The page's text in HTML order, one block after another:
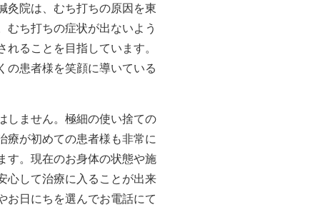
灸院は、むち打ちの原因を東
むち打ちの症状が出ないよう
ることを目指しています。
の患者様を笑顔に導いている
しません。極細の使い捨ての
療が初めての患者様も非常に
す。現在のお身体の状態や施
心して治療に入ることが出来
お日にちを選んでお電話にて